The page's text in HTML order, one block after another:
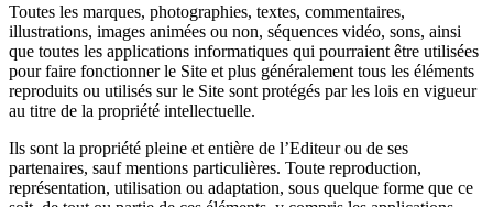
Toutes les marques, photographies, textes, commentaires,
illustrations, images animées ou non, séquences vidéo, sons, ainsi
que toutes les applications informatiques qui pourraient être utilisées
pour faire fonctionner le Site et plus généralement tous les éléments
reproduits ou utilisés sur le Site sont protégés par les lois en vigueur
au titre de la propriété intellectuelle.
Ils sont la propriété pleine et entière de l’Editeur ou de ses
partenaires, sauf mentions particulières. Toute reproduction,
représentation, utilisation ou adaptation, sous quelque forme que ce